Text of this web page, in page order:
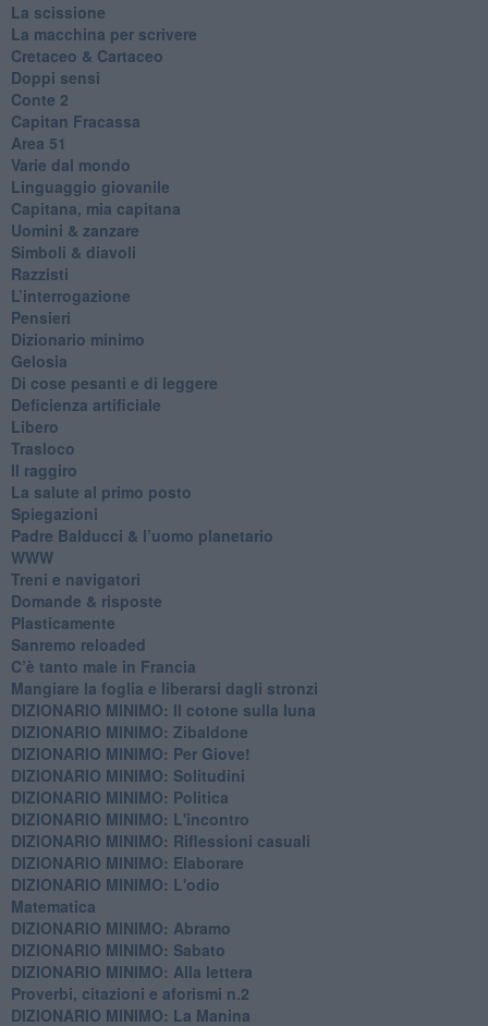
La scissione
La macchina per scrivere
Cretaceo & Cartaceo
Doppi sensi
​Conte 2
​Capitan Fracassa
​Area 51
Varie dal mondo
​Linguaggio giovanile
​Capitana, mia capitana
Uomini & zanzare
​Simboli & diavoli
Razzisti
​L’interrogazione
Pensieri
​Dizionario minimo
Gelosia
Di cose pesanti e di leggere
​Deficienza artificiale
Libero
Trasloco
Il raggiro
​La salute al primo posto
Spiegazioni
Padre Balducci & l’uomo planetario
WWW
​Treni e navigatori
​Domande & risposte
​Plasticamente
Sanremo reloaded
C’è tanto male in Francia
​Mangiare la foglia e liberarsi dagli stronzi
DIZIONARIO MINIMO: Il cotone sulla luna
DIZIONARIO MINIMO: Zibaldone
DIZIONARIO MINIMO: Per Giove!
DIZIONARIO MINIMO: Solitudini
DIZIONARIO MINIMO: Politica
DIZIONARIO MINIMO: L'incontro
DIZIONARIO MINIMO: Riflessioni casuali
DIZIONARIO MINIMO: Elaborare
DIZIONARIO MINIMO: L'odio
​Matematica
DIZIONARIO MINIMO: Abramo
DIZIONARIO MINIMO: Sabato
​DIZIONARIO MINIMO: Alla lettera
Proverbi, citazioni e aforismi n.2
DIZIONARIO MINIMO: La Manina